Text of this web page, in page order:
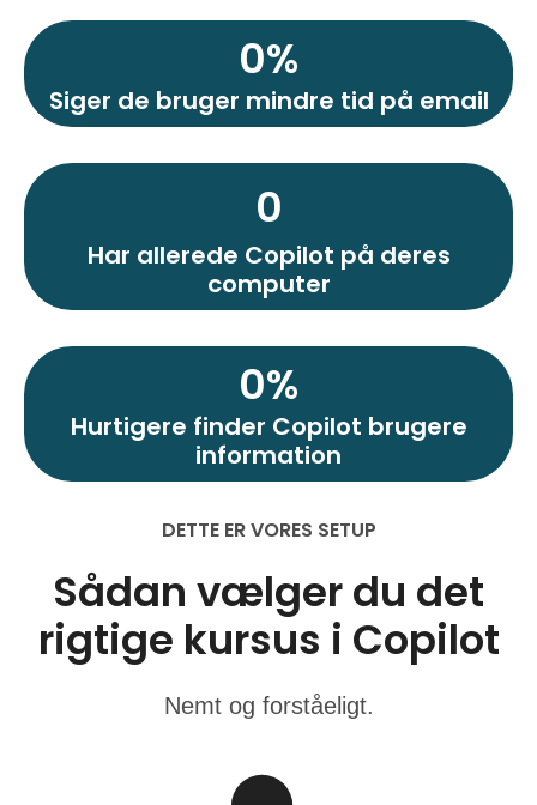
0%
Siger de bruger mindre tid på email
0
Har allerede Copilot på deres
computer
0%
Hurtigere finder Copilot brugere
information
DETTE ER VORES SETUP
Sådan vælger du det
rigtige kursus i Copilot
Nemt og forståeligt.